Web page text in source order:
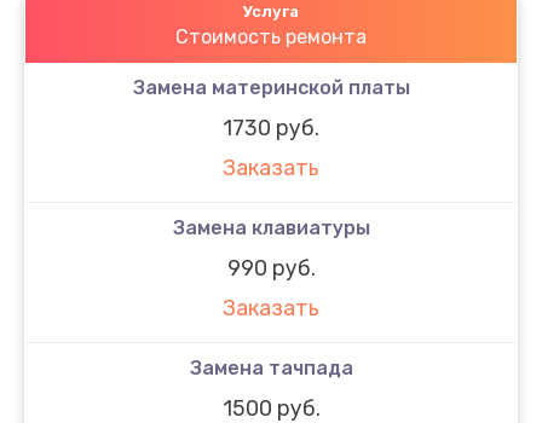
Услуга
Стоимость ремонта
Замена материнской платы
1730 руб.
Заказать
Замена клавиатуры
990 руб.
Заказать
Замена тачпада
1500 руб.